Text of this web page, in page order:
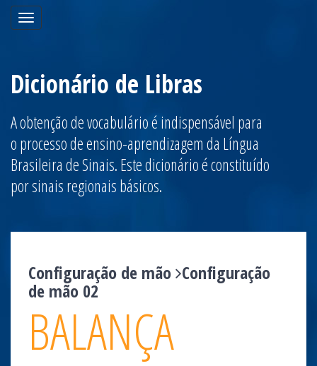
Toggle
navigation
Dicionário de Libras
A obtenção de vocabulário é indispensável para
o processo de ensino-aprendizagem da Língua
Brasileira de Sinais. Este dicionário é constituído
por sinais regionais básicos.
Configuração de mão Configuração
de mão 02
BALANÇA